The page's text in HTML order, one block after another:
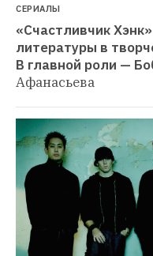
СЕРИАЛЫ
«Счастливчик
литературы в
В главной роли —
Афанасьева